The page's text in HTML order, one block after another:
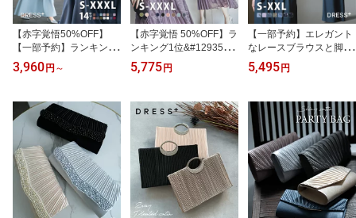
【赤字覚悟50%OFF】
【一部予約】ランキング
1位&#129351;パーティ
ードレス 結婚式 ワンピ
いサイズ マタニティ フ
ォーマル レース フリル
ドレス マキシ きれいめ
楽チン ゆったり フリル
レディース パーティー
秋冬 可愛い 袖あり cy88
202
3,960 円 ～
【赤字覚悟 50%OFF】ラ
ンキング1位&#129351;
パーティードレスドレス
ドレスワンピース ロング
レディース レース シー
スルー袖 裏地付き ロン
グ丈 ドッキング プリー
ツ 結婚式 二次会 パーテ
ィー エレガント 透け感 d
sj0014
5,775 円
【一部予約】エレガント
なレースブラウスと脚長
ジャンプスーツの2点セ
ット ワイド セミフォー
オケージョン スタイルア
ップ ハイウエスト ウエ
ストゴム ラウンドネック
卒業式 入学式 入園式 フ
ォーマル
5,495 円